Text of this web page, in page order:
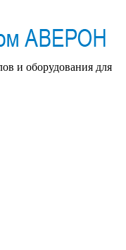
и оборудования для